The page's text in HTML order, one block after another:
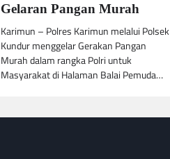
Gelaran Pangan Murah
Karimun – Polres Karimun melalui Polsek
Kundur menggelar Gerakan Pangan
Murah dalam rangka Polri untuk
Masyarakat di Halaman Balai Pemuda…